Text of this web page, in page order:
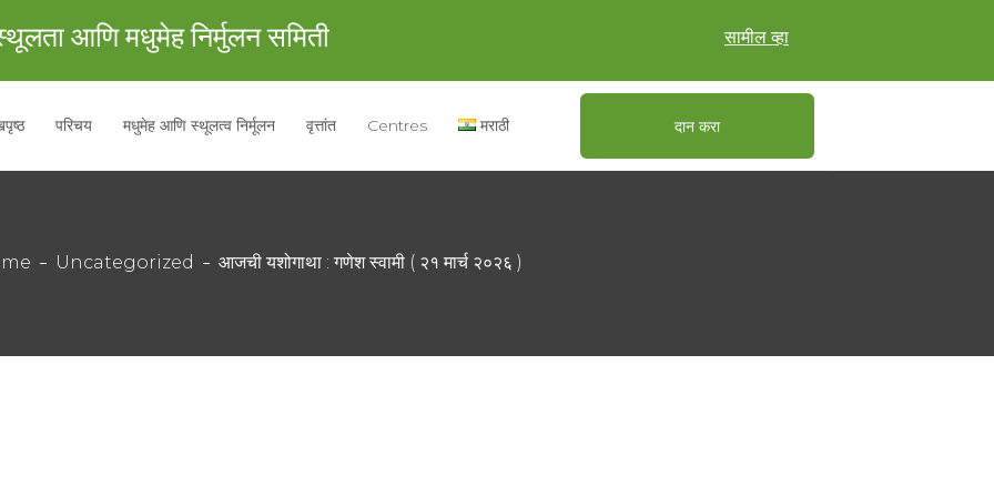
आणि मधुमेह निर्मुलन समिती सामील व्हा
परिचय मधुमेह आणि स्थूलत्व निर्मूलन वृत्तांत Centres मराठी दान करा
Uncategorized आजची यशोगाथा : गणेश स्वामी ( २१ मार्च २०२६ )